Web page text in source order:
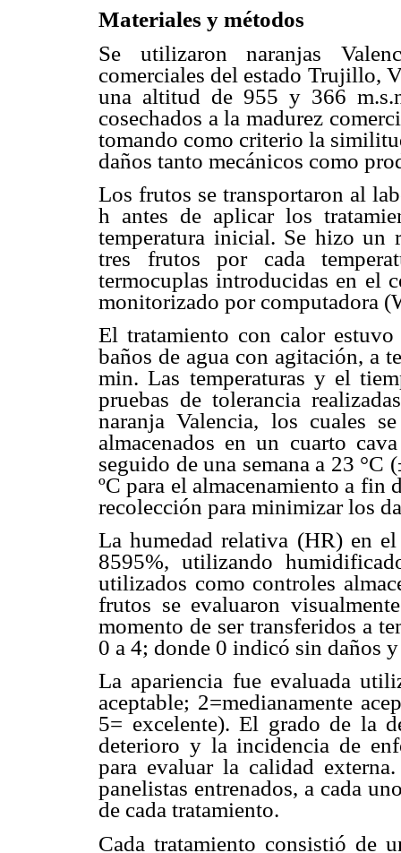
Materiales y métodos
Se utilizaron naranjas
comerciales del estado Trujillo,
una altitud de 955 y 366
cosechados a la madurez
tomando como criterio la
daños tanto mecánicos como
Los frutos se transportaron al
h antes de aplicar los
temperatura inicial. Se hizo un
tres frutos por cada
termocuplas introducidas en el
monitorizado por computadora
El tratamiento con calor
baños de agua con agitación, a
min. Las temperaturas y el
pruebas de tolerancia
naranja Valencia, los cuales
almacenados en un cuarto
seguido de una semana a 23 °C
ºC para el almacenamiento a fin
recolección para minimizar los
La humedad relativa (HR) en
8595%, utilizando
utilizados como controles
frutos se evaluaron
momento de ser transferidos a
0 a 4; donde 0 indicó sin daños
La apariencia fue evaluada
aceptable; 2=medianamente
5= excelente). El grado de la
deterioro y la incidencia de
para evaluar la calidad
panelistas entrenados, a cada
de cada tratamiento.
Cada tratamiento consistió de